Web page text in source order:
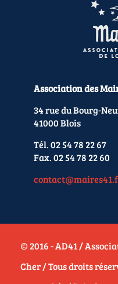
Association des
34 rue du Bourg-
41000 Blois
Tél. 02 54 78 22 67
Fax. 02 54 78 22 60
© 2016 - AD41 /
Cher / Tous droits